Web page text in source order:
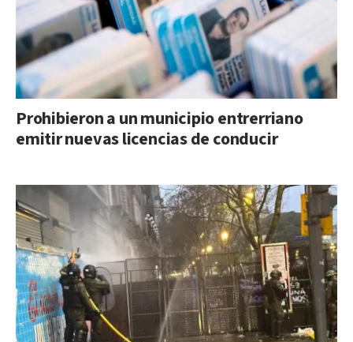
Prohibieron a un municipio entrerriano
emitir nuevas licencias de conducir